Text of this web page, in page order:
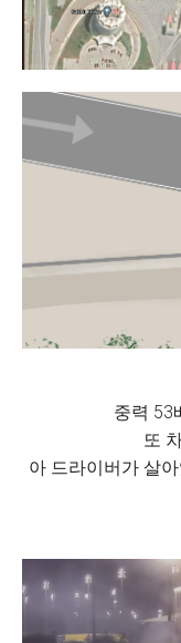
중력 53
또
아 드라이버가 살